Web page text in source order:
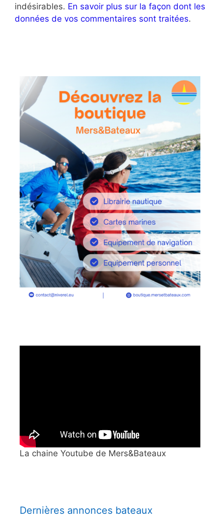
indésirables. En savoir plus sur la façon dont les
données de vos commentaires sont traitées.
La chaine Youtube de Mers&Bateaux
Dernières annonces bateaux